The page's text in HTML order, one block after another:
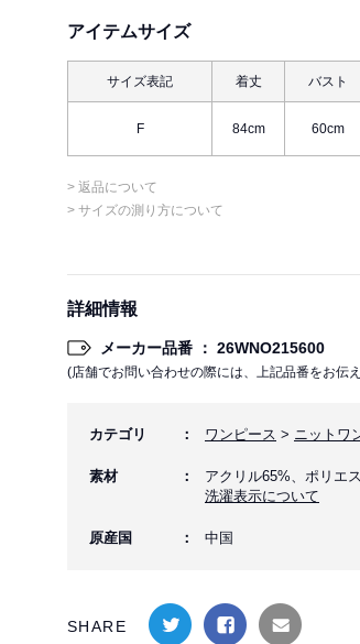
アイテムサイズ
サイズ表記 着丈 バスト
F 84cm 60cm
> 返品について
> サイズの測り方について
詳細情報
メーカー品番 ： 26WNO215600
(店舗でお問い合わせの際には、上記品番をお伝
カテゴリ ワンピース > ニットワ
素材
アクリル65%、ポリエ
洗濯表示について
原産国 中国
SHARE